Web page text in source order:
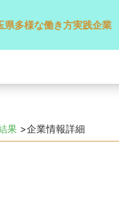
県多様な働き方実践企業
果 >企業情報詳細